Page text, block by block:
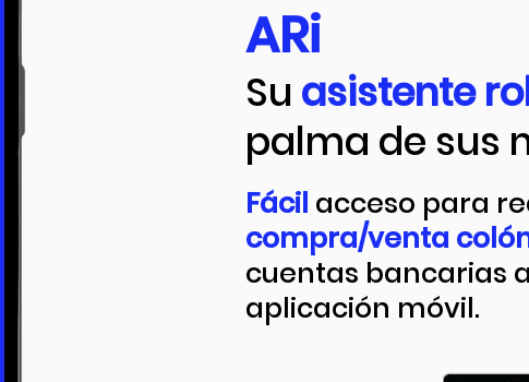
ARi
Su asistente
palma de sus
Fácil acceso para
compra/venta
cuentas bancarias
aplicación móvil.